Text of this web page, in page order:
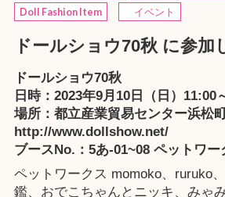
Doll Fashion Item
イベント
ドールショウ70秋 に参加
ドールショウ70秋
日時：2023年9月10日（日）11:00
場所：都立産業貿易センター浜松
http://www.dollshow.net/
ブースNo.：5あ-01~08 ペットワー
ペットワークス momoko、 ruruko、
鑑、 おでこちゃんとニッキ 、 みゃ